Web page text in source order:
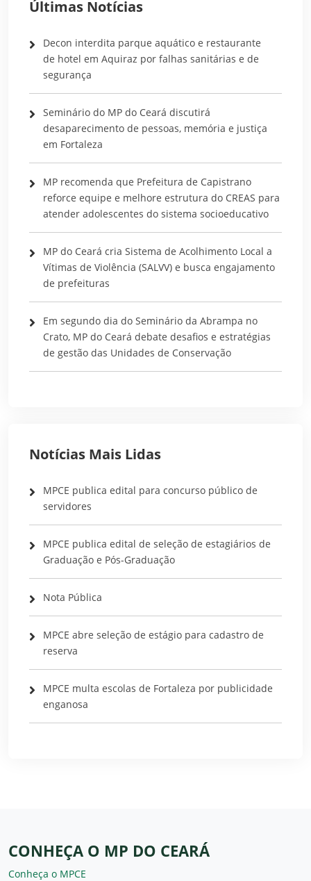
Últimas Notícias
Decon interdita parque aquático e restaurante
de hotel em Aquiraz por falhas sanitárias e de
segurança
Seminário do MP do Ceará discutirá
desaparecimento de pessoas, memória e justiça
em Fortaleza
MP recomenda que Prefeitura de Capistrano
reforce equipe e melhore estrutura do CREAS para
atender adolescentes do sistema socioeducativo
MP do Ceará cria Sistema de Acolhimento Local a
Vítimas de Violência (SALVV) e busca engajamento
de prefeituras
Em segundo dia do Seminário da Abrampa no
Crato, MP do Ceará debate desafios e estratégias
de gestão das Unidades de Conservação
Notícias Mais Lidas
MPCE publica edital para concurso público de
servidores
MPCE publica edital de seleção de estagiários de
Graduação e Pós-Graduação
Nota Pública
MPCE abre seleção de estágio para cadastro de
reserva
MPCE multa escolas de Fortaleza por publicidade
enganosa
CONHEÇA O MP DO CEARÁ
Conheça o MPCE